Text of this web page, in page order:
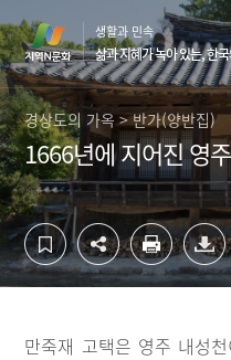
텐
츠
영
역
바
로
가
기
단
영
역
바
로
가
기
생활과 민속
삶과 지혜가 녹아 있는, 한
경상도의 가옥 > 반가(양반집)
1666년에 지어진 영
만죽재 고택은 영주 내성